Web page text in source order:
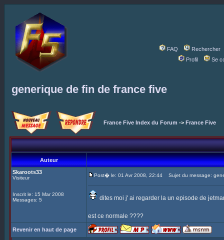
FAQ
Rechercher
Profil
Se
generique de fin de france five
France Five Index du Forum -> France Five
Auteur
Skaroots33
Visiteur
Inscrit le: 15 Mar 2008
Messages: 5
Post� le: 01 Avr 2008, 22:44 Sujet du message:
dites moi j' ai regarder la un episode de
est ce normale ????
Revenir en haut de page